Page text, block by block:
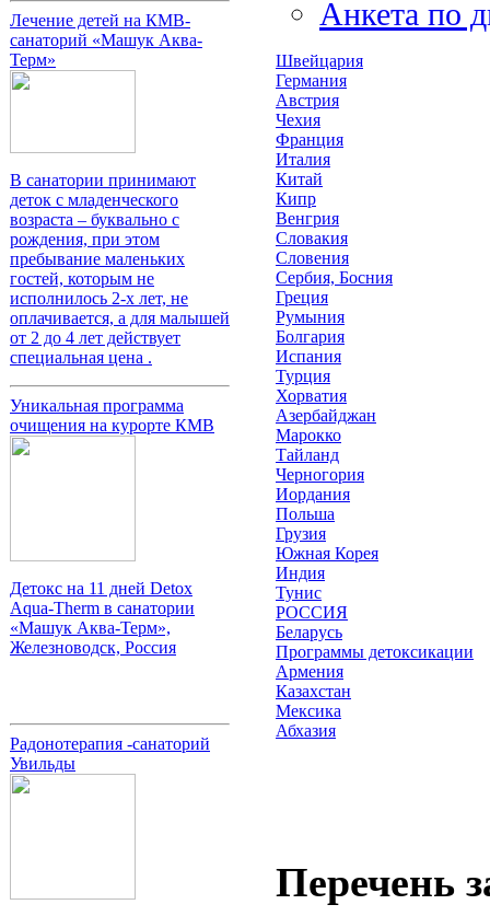
Лечение детей на КМВ-
санаторий «Машук Аква-
Терм»
В санатории принимают
деток с младенческого
возраста – буквально с
рождения, при этом
пребывание маленьких
гостей, которым не
исполнилось 2-х лет, не
оплачивается, а для малышей
от 2 до 4 лет действует
специальная цена .
Уникальная программа
очищения на курорте КМВ
Детокс на 11 дней Detox
Aqua-Therm в санатории
«Машук Аква-Терм»,
Железноводск, Россия
Радонотерапия -санаторий
Увильды
Анкета по
Швейцария
Германия
Австрия
Чехия
Франция
Италия
Китай
Кипр
Венгрия
Словакия
Словения
Сербия, Босния
Греция
Румыния
Болгария
Испания
Турция
Хорватия
Азербайджан
Марокко
Тайланд
Черногория
Иордания
Польша
Грузия
Южная Корея
Индия
Тунис
РОССИЯ
Беларусь
Программы детоксикации
Армения
Казахстан
Мексика
Абхазия
Перечень